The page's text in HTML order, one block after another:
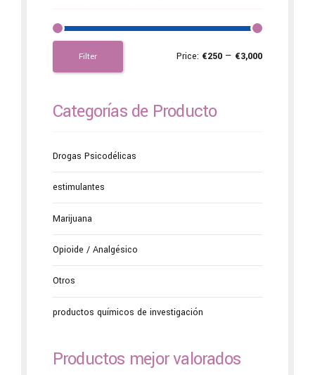
Filter Price: €250 — €3,000
Categorías de Producto
Drogas Psicodélicas
estimulantes
Marijuana
Opioide / Analgésico
Otros
productos químicos de investigación
Productos mejor valorados